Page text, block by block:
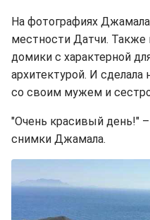
На фотографиях
местности Датчи. Также
домики с характерной
архитектурой. И
со своим мужем и
"Очень красивый день!"
снимки Джамала.